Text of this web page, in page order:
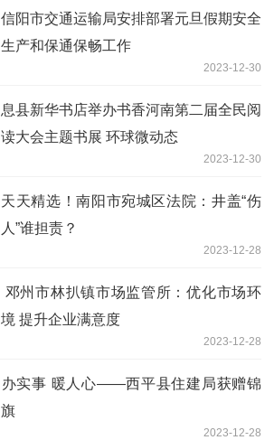
​信阳市交通运输局安排部署元旦假期安全
生产和保通保畅工作
2023-12-30
​息县新华书店举办书香河南第二届全民阅
读大会主题书展 环球微动态
2023-12-30
天天精选！南阳市宛城区法院：井盖“伤
人”谁担责？
2023-12-28
邓州市林扒镇市场监管所：优化市场环
境 提升企业满意度
2023-12-28
​办实事 暖人心——西平县住建局获赠锦
旗
2023-12-28